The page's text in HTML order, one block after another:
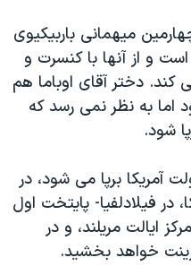
میهمانی باربیکیوی
و از آنها با کنسرت و
کند. دختر آقای اوباما هم
ساله می شود اما به نظر نمی رسد که
شود.
آمریکا برپا می شود، در
قرن ۱۹ آمریکا، در فیلادلفیا- پایتخت اول
ایالت مریلند، و در
خواهد بخشید.